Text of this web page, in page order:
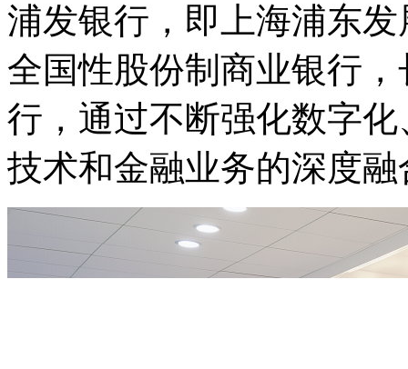
浦发银行，即上海浦东
全国性股份制商业银行
行，通过不断强化数字化
技术和金融业务的深度融